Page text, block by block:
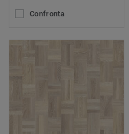
Confronta